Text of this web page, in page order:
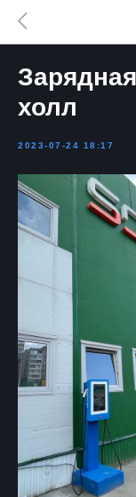
холл
2023-07-24 18:17